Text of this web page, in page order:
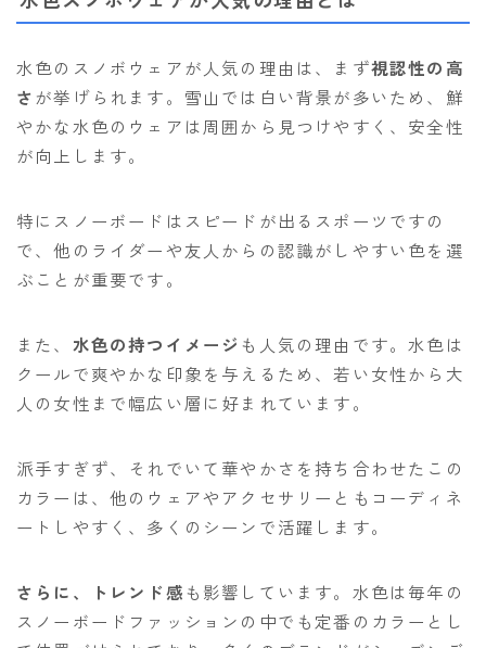
水色のスノボウェアが人気の理由は、まず視認性の高
さ が挙げられます。雪山では白い背景が多いため、鮮
やかな水色のウェアは周囲から見つけやすく、安全性
が向上します。
特にスノーボードはスピードが出るスポーツですの
で、他のライダーや友人からの認識がしやすい色を選
ぶことが重要です。
また、 水色の持つイメージ も人気の理由です。水色は
クールで爽やかな印象を与えるため、若い女性から大
人の女性まで幅広い層に好まれています。
派手すぎず、それでいて華やかさを持ち合わせたこの
カラーは、他のウェアやアクセサリーともコーディネ
ートしやすく、多くのシーンで活躍します。
さらに、トレンド感も影響しています。水色は毎年の
スノーボードファッションの中でも定番のカラーとし